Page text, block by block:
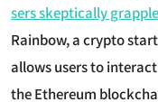
sers skeptically
Rainbow, a crypto
allows users to
the Ethereum